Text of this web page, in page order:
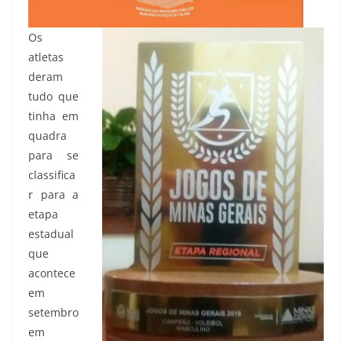
Os
atletas
deram
tudo que
tinha em
quadra
para se
classifica
r para a
etapa
estadual
que
acontece
em
setembro
em